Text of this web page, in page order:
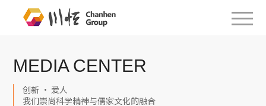
MEDIA CENTER
创新 · 爱人
我们崇尚科学精神与儒家文化的融合